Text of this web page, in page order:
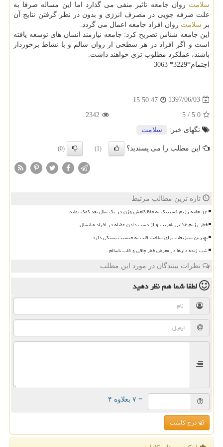
سلامت روان جامعه تاثیر منفی می گذارد اما این مساله صرفا به
علت صرفه جویی در مصرف انرژی و بدون در نظر گرفتن نتایج آن
بر سلامت روان افراد جامعه اعمال می گردد.
این جامعه شناس تصریح كرد: جامعه نیازمند انسان های توسعه یافته
است و اگر افراد در هر سطحی از روان سالم و با نشاط برخوردار
باشند، عملكرد مطلوب تری خواهند داشت.
اجتمام*3229* 3063
1397/06/03
15:50:47
5.0
/
5
2342
تگهای خبر:
سلامت
این مطلب را می پسندید؟ (1)
(0)
تازه ترین مطالب مرتبط
۱۲ هفته رژیم فستینگ به حفظ کاهش وزن در یک سال بعد کمک نماید
خطر رژیم غذایی نامرتب و از دست دادن عضله در افراد میانسال
بهترین سبزیجات برای سلامت قلب به جنسیت بستگی دارد
شب زنده دارها در معرض خطر چاقی و قلب ناسالم
نظرات بینندگان در مورد این مطلب
لطفا شما همنظر دهید
= ۷ بعلاوه ۴
درج کامنت